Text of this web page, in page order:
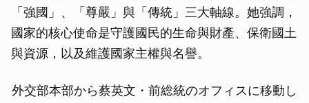
「強國」、「尊嚴」與「傳統」三大軸線。她強調，
國家的核心使命是守護國民的生命與財產、保衛國土
與資源，以及維護國家主權與名譽。
外交部本部から蔡英文・前総統のオフィスに移動し